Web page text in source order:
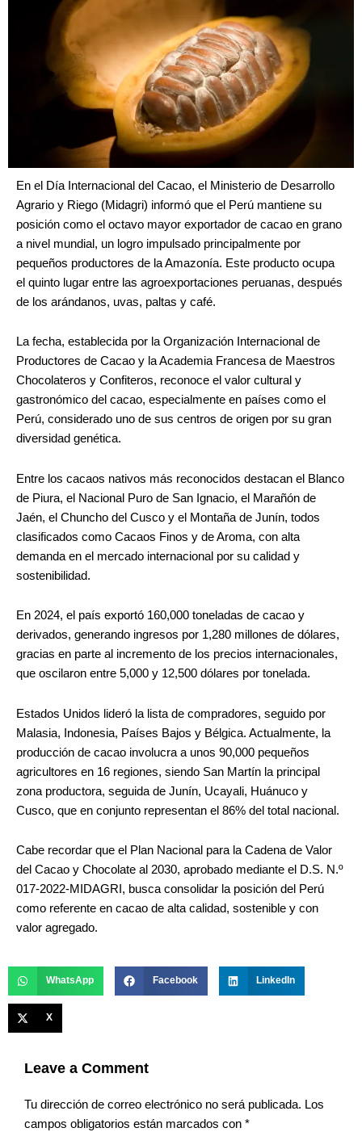
En el Día Internacional del Cacao, el Ministerio de Desarrollo
Agrario y Riego (Midagri) informó que el Perú mantiene su
posición como el octavo mayor exportador de cacao en grano
a nivel mundial, un logro impulsado principalmente por
pequeños productores de la Amazonía. Este producto ocupa
el quinto lugar entre las agroexportaciones peruanas, después
de los arándanos, uvas, paltas y café.
La fecha, establecida por la Organización Internacional de
Productores de Cacao y la Academia Francesa de Maestros
Chocolateros y Confiteros, reconoce el valor cultural y
gastronómico del cacao, especialmente en países como el
Perú, considerado uno de sus centros de origen por su gran
diversidad genética.
Entre los cacaos nativos más reconocidos destacan el Blanco
de Piura, el Nacional Puro de San Ignacio, el Marañón de
Jaén, el Chuncho del Cusco y el Montaña de Junín, todos
clasificados como Cacaos Finos y de Aroma, con alta
demanda en el mercado internacional por su calidad y
sostenibilidad.
En 2024, el país exportó 160,000 toneladas de cacao y
derivados, generando ingresos por 1,280 millones de dólares,
gracias en parte al incremento de los precios internacionales,
que oscilaron entre 5,000 y 12,500 dólares por tonelada.
Estados Unidos lideró la lista de compradores, seguido por
Malasia, Indonesia, Países Bajos y Bélgica. Actualmente, la
producción de cacao involucra a unos 90,000 pequeños
agricultores en 16 regiones, siendo San Martín la principal
zona productora, seguida de Junín, Ucayali, Huánuco y
Cusco, que en conjunto representan el 86% del total nacional.
Cabe recordar que el Plan Nacional para la Cadena de Valor
del Cacao y Chocolate al 2030, aprobado mediante el D.S. N.º
017-2022-MIDAGRI, busca consolidar la posición del Perú
como referente en cacao de alta calidad, sostenible y con
valor agregado.
WhatsApp Facebook LinkedIn
X
Leave a Comment
Tu dirección de correo electrónico no será publicada. Los
campos obligatorios están marcados con *